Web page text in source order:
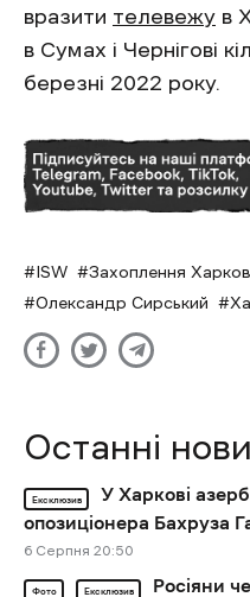
вразити телевежу в
в Сумах і Чернігові
березні 2022 року.
ISW Захоплення
Олександр Сирський
Останні
Ексклюзив
У Харкові
опозиціонера Бахруза
6 Cерпня 20:50
Фото Ексклюзив
Росіяни